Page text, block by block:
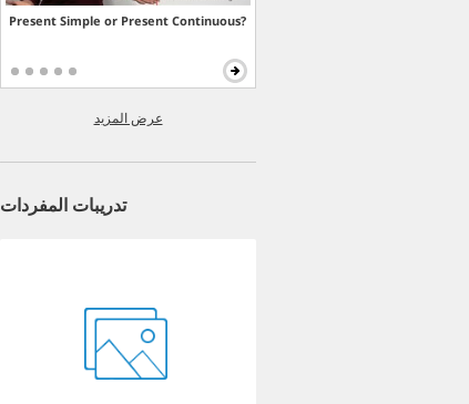
Present Simple or Present Continuous?
عرض المزيد
تدريبات المفردات